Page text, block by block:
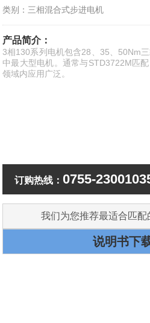
类别：三相混合式步进电机
产品简介：
3相130系列电机包含28、35、50Nm
中最大型电机。通常与STD3722M匹
领域内应用广泛。
订购热线： 0755-
我们为您推荐最适合匹配
说明书下